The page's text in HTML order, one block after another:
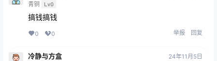
青铜 Lv0
搞钱搞钱
0 0 举报 回复
冷静与方盒 24年11月5日